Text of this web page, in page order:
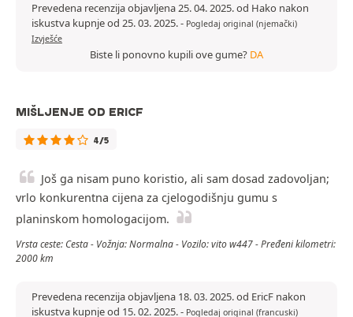
Prevedena recenzija objavljena 25. 04. 2025. od Hako nakon
iskustva kupnje od 25. 03. 2025.- Pogledaj original (njemački)
Izvješće
Biste li ponovno kupili ove gume? DA
MIŠLJENJE OD ERICF
4/5
Još ga nisam puno koristio, ali sam dosad zadovoljan;
vrlo konkurentna cijena za cjelogodišnju gumu s
planinskom homologacijom.
Vrsta ceste: Cesta - Vožnja: Normalna - Vozilo: vito w447 - Pređeni kilometri:
2000 km
Prevedena recenzija objavljena 18. 03. 2025. od EricF nakon
iskustva kupnje od 15. 02. 2025.- Pogledaj original (francuski)